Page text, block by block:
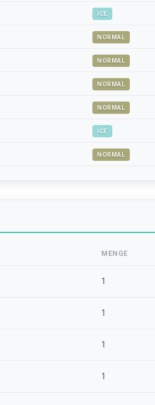
ICE
NORMAL
NORMAL
NORMAL
NORMAL
ICE
NORMAL
MENGE
1
1
1
1